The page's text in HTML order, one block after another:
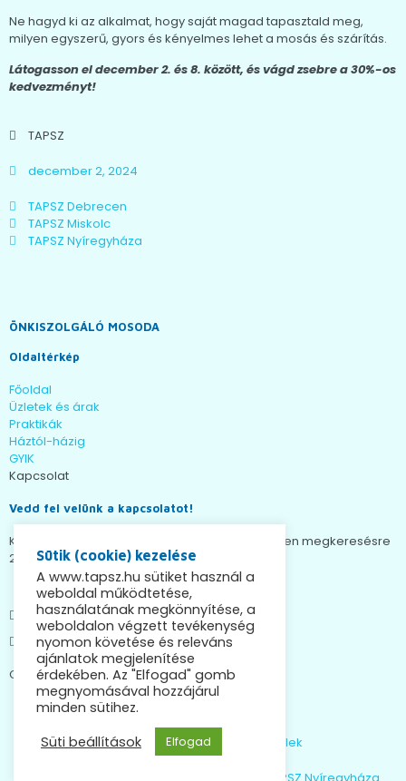
Ne hagyd ki az alkalmat, hogy saját magad tapasztald meg,
milyen egyszerű, gyors és kényelmes lehet a mosás és szárítás.
Látogasson el december 2. és 8. között, és vágd zsebre a 30%-os
kedvezményt!
TAPSZ
december 2, 2024
TAPSZ Debrecen
TAPSZ Miskolc
TAPSZ Nyíregyháza
ÖNKISZOLGÁLÓ MOSODA
Oldaltérkép
Főoldal
Üzletek és árak
Praktikák
Háztól-házig
GYIK
Kapcsolat
Vedd fel velünk a kapcsolatot!
Kérdéseiddel keress minket bizalommal, minden megkeresésre
24 órán belül választ adunk!
+36 70 677 5343
+36 70 677 9019
info@tapsz.hu
Copyright © 2021 TAPSZ kft.
Általános szerződési feltételek
TAPSZ Nyíregyháza
Sütik (cookie) kezelése
A www.tapsz.hu sütiket használ a
weboldal működtetése,
használatának megkönnyítése, a
weboldalon végzett tevékenység
nyomon követése és releváns
ajánlatok megjelenítése
érdekében. Az "Elfogad" gomb
megnyomásával hozzájárul
minden sütihez.
Süti beállítások
Elfogad